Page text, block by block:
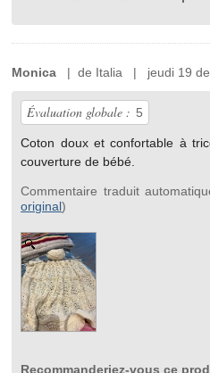
Monica | de Italia | jeudi 19 de
Évaluation globale : 5
Coton doux et confortable à
couverture de bébé.
Commentaire traduit
original)
Recommanderiez-vous ce